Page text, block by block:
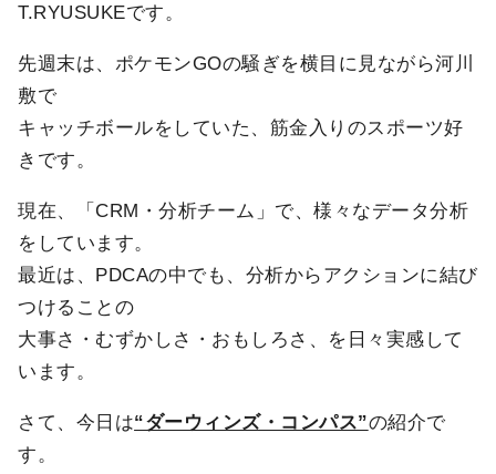
T.RYUSUKEです。
先週末は、ポケモンGOの騒ぎを横目に見ながら河川
敷で
キャッチボールをしていた、筋金入りのスポーツ好
きです。
現在、「CRM・分析チーム」で、様々なデータ分析
をしています。
最近は、PDCAの中でも、分析からアクションに結び
つけることの
大事さ・むずかしさ・おもしろさ、を日々実感して
います。
さて、今日は“ダーウィンズ・コンパス”の紹介で
す。